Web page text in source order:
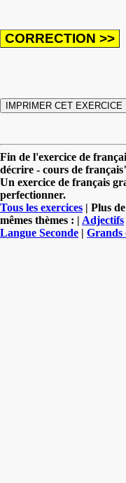
Fin de l'exercice de
décrire - cours de
Un exercice de français
perfectionner.
Tous les exercices | Plus
mêmes thèmes : | Adjectifs
Langue Seconde | Grands